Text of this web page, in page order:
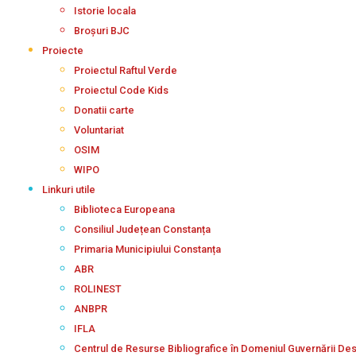
Istorie locala
Broșuri BJC
Proiecte
Proiectul Raftul Verde
Proiectul Code Kids
Donatii carte
Voluntariat
OSIM
WIPO
Linkuri utile
Biblioteca Europeana
Consiliul Județean Constanța
Primaria Municipiului Constanța
ABR
ROLINEST
ANBPR
IFLA
Centrul de Resurse Bibliografice în Domeniul Guvernării